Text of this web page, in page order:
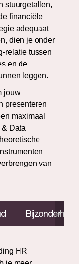
stuurgetallen,
financiële
adequaat
dien je onder
relatie tussen
en de
leggen.
jouw
presenteren
maximaal
& Data
van
HR